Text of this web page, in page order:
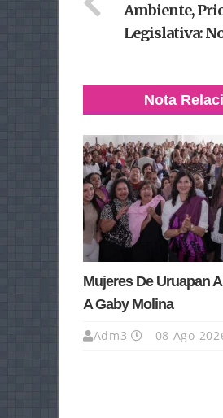
Ambiente,
Legislativa:
Nota
Mujeres De Uruapan
A Gaby Molina
Adm3 08 Ago